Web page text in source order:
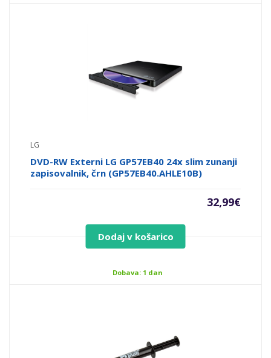
LG
DVD-RW Externi LG GP57EB40 24x slim zunanji
zapisovalnik, črn (GP57EB40.AHLE10B)
32,99€
Dodaj v košarico
Dobava: 1 dan